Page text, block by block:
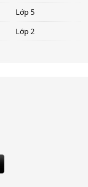
Lớp 5
Lớp 2